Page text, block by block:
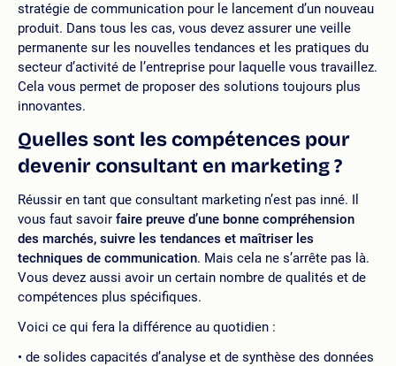
stratégie de communication pour le lancement d’un nouveau
produit. Dans tous les cas, vous devez assurer une veille
permanente sur les nouvelles tendances et les pratiques du
secteur d’activité de l’entreprise pour laquelle vous travaillez.
Cela vous permet de proposer des solutions toujours plus
innovantes.
Quelles sont les compétences pour
devenir consultant en marketing ?
Réussir en tant que consultant marketing n’est pas inné. Il
vous faut savoir faire preuve d’une bonne compréhension
des marchés, suivre les tendances et maîtriser les
techniques de communication. Mais cela ne s’arrête pas là.
Vous devez aussi avoir un certain nombre de qualités et de
compétences plus spécifiques.
Voici ce qui fera la différence au quotidien :
de solides capacités d’analyse et de synthèse des données